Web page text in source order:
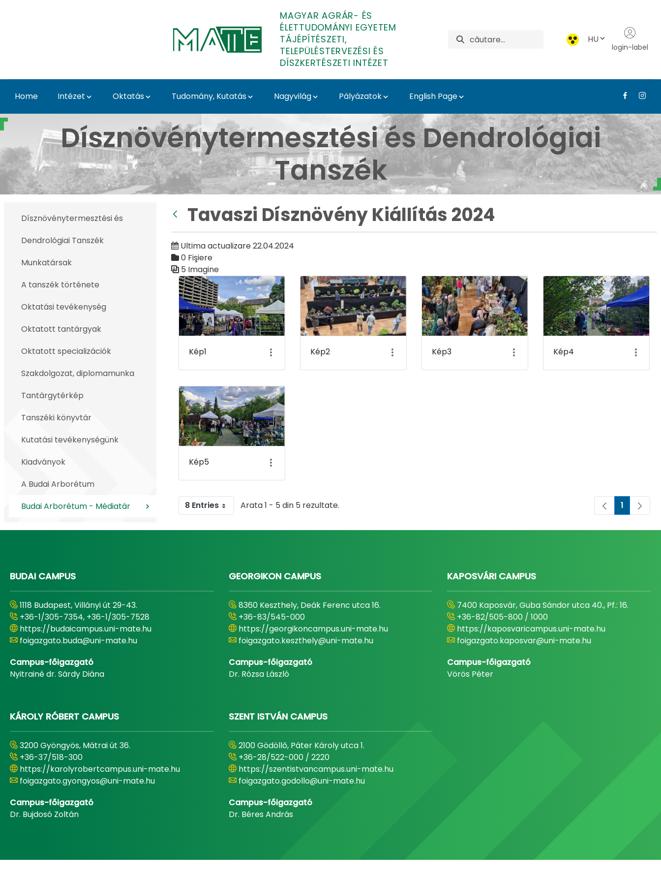
MAGYAR AGRÁR- ÉS
ÉLETTUDOMÁNYI EGYETEM
TÁJÉPÍTÉSZETI,
TELEPÜLÉSTERVEZÉSI ÉS
DÍSZKERTÉSZETI INTÉZET
HU
login-label
Home Intézet Oktatás Tudomány, Kutatás Nagyvilág Pályázatok English Page
Tavaszi Dísznövény Kiállítás 2024 - Budai Arborétum - Médiatár
Dísznövénytermesztési és Dendrológiai
Tanszék
Dísznövénytermesztési és
Dendrológiai Tanszék
Munkatársak
A tanszék története
Oktatási tevékenység
Oktatott tantárgyak
Oktatott specializációk
Szakdolgozat, diplomamunka
Tantárgytérkép
Tanszéki könyvtár
Kutatási tevékenységünk
Kiadványok
A Budai Arborétum
Budai Arborétum - Médiatár
Tavaszi Dísznövény Kiállítás 2024
Ultima actualizare 22.04.2024
0 Fişiere
5 Imagine
Galerie media
Kép1 Kép2 Kép3 Kép4
Kép5
8 Entries Arata 1 - 5 din 5 rezultate. Pagina
1
BUDAI CAMPUS
1118 Budapest, Villányi út 29-43.
+36-1/305-7354, +36-1/305-7528
https://budaicampus.uni-mate.hu
foigazgato.buda@uni-mate.hu
Campus-főigazgató
Nyitrainé dr. Sárdy Diána
GEORGIKON CAMPUS
8360 Keszthely, Deák Ferenc utca 16.
+36-83/545-000
https://georgikoncampus.uni-mate.hu
foigazgato.keszthely@uni-mate.hu
Campus-főigazgató
Dr. Rózsa László
KAPOSVÁRI CAMPUS
7400 Kaposvár, Guba Sándor utca 40., Pf.: 16.
+36-82/505-800 / 1000
https://kaposvaricampus.uni-mate.hu
foigazgato.kaposvar@uni-mate.hu
Campus-főigazgató
Vörös Péter
KÁROLY RÓBERT CAMPUS
3200 Gyöngyös, Mátrai út 36.
+36-37/518-300
https://karolyrobertcampus.uni-mate.hu
foigazgato.gyongyos@uni-mate.hu
Campus-főigazgató
Dr. Bujdosó Zoltán
SZENT ISTVÁN CAMPUS
2100 Gödöllő, Páter Károly utca 1.
+36-28/522-000 / 2220
https://szentistvancampus.uni-mate.hu
foigazgato.godollo@uni-mate.hu
Campus-főigazgató
Dr. Béres András